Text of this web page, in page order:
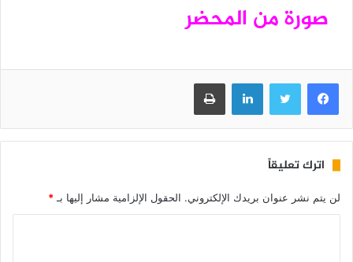
صورة من المحضر
فيسبوك تويتر لينكدإن طباعة
اترك تعليقاً
لن يتم نشر عنوان بريدك الإلكتروني. الحقول الإلزامية مشار إليها بـ *